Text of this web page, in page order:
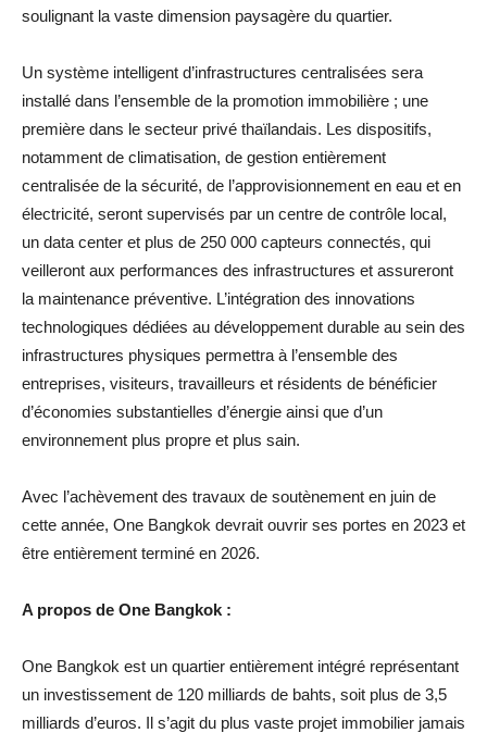
soulignant la vaste dimension paysagère du quartier.
Un système intelligent d’infrastructures centralisées sera
installé dans l’ensemble de la promotion immobilière ; une
première dans le secteur privé thaïlandais. Les dispositifs,
notamment de climatisation, de gestion entièrement
centralisée de la sécurité, de l’approvisionnement en eau et en
électricité, seront supervisés par un centre de contrôle local,
un data center et plus de 250 000 capteurs connectés, qui
veilleront aux performances des infrastructures et assureront
la maintenance préventive. L’intégration des innovations
technologiques dédiées au développement durable au sein des
infrastructures physiques permettra à l’ensemble des
entreprises, visiteurs, travailleurs et résidents de bénéficier
d’économies substantielles d’énergie ainsi que d’un
environnement plus propre et plus sain.
Avec l’achèvement des travaux de soutènement en juin de
cette année, One Bangkok devrait ouvrir ses portes en 2023 et
être entièrement terminé en 2026.
A propos de One Bangkok :
One Bangkok est un quartier entièrement intégré représentant
un investissement de 120 milliards de bahts, soit plus de 3,5
milliards d’euros. Il s’agit du plus vaste projet immobilier jamais